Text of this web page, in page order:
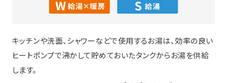
キッチンや洗面、シャワーなどで使用するお湯は、効率の良い
ヒートポンプで沸かして貯めておいたタンクからお湯を供給
します。